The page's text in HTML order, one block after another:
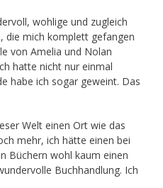
wohlige und zugleich
die mich komplett gefangen
von Amelia und Nolan
hatte nicht nur einmal
habe ich sogar geweint. Das
Welt einen Ort wie das
mehr, ich hätte einen bei
Büchern wohl kaum einen
Buchhandlung. Ich